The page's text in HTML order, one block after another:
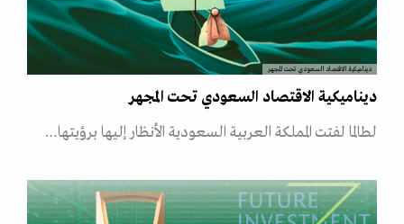
ديناميكية الاقتصاد السعودي تحت المجهر
ديناميكية الاقتصاد السعودي تحت المجهر
لطالما لفتت المملكة العربية السعودية الأنظار إليها برؤيتها…